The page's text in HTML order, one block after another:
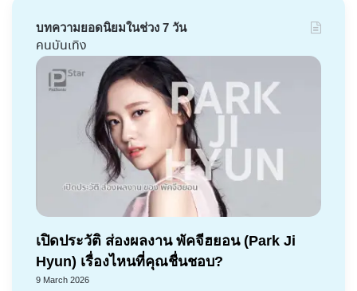
บทความยอดนิยมในช่วง 7 วัน
คนบันเทิง
เปิดประวัติ ส่องผลงาน พัคจีฮยอน (Park Ji
Hyun) เรื่องไหนที่คุณชื่นชอบ?
9 March 2026